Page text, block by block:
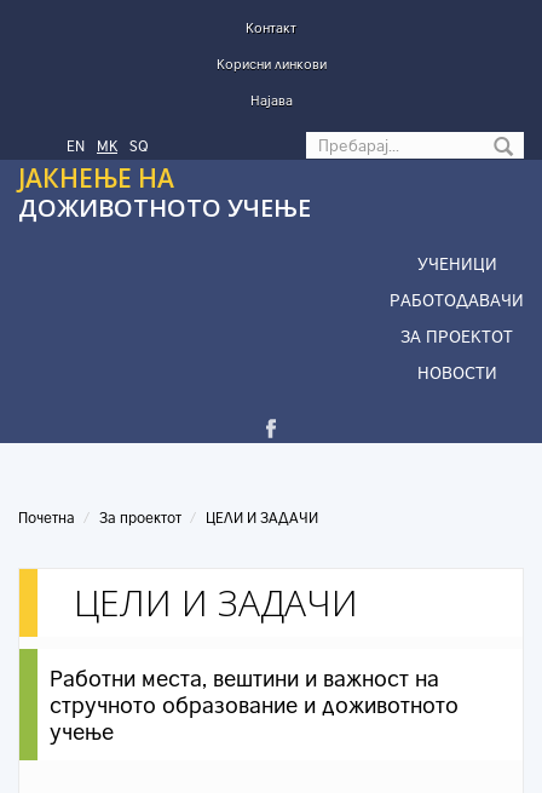
Контакт
Корисни линкови
Најава
Search form
EN МК SQ
ЈАКНЕЊЕ НА
ДОЖИВОТНОТО УЧЕЊЕ
УЧЕНИЦИ
РАБОТОДАВАЧИ
ЗА ПРОЕКТОТ
НОВОСТИ
Почетна За проектот ЦЕЛИ И ЗАДАЧИ
ЦЕЛИ И ЗАДАЧИ
Работни места, вештини и важност на
стручното образование и доживотното
учење